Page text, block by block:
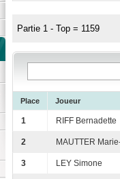
Partie 1 - Top = 1159
Place Joueur
1 RIFF Bernadette
2 MAUTTER
3 LEY Simone